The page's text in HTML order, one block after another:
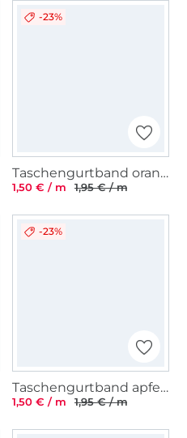
-23%
Taschengurtband orange 25 mm
1,50 € / m 1,95 € / m
-23%
Taschengurtband apfelgrün 25 mm
1,50 € / m 1,95 € / m